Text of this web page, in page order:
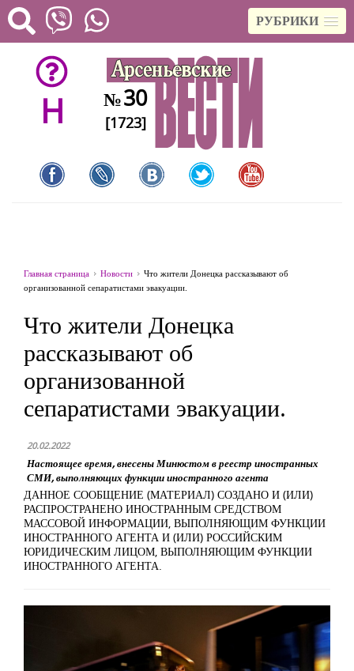
РУБРИКИ
H №30
[1723]
Главная страница Новости
Что жители Донецка рассказывают об
организованной сепаратистами эвакуации.
Что жители Донецка
рассказывают об
организованной
сепаратистами эвакуации.
20.02.2022
Настоящее время, внесены Минюстом в реестр иностранных
СМИ, выполняющих функции иностранного агента
ДАННОЕ СООБЩЕНИЕ (МАТЕРИАЛ) СОЗДАНО И (ИЛИ)
РАСПРОСТРАНЕНО ИНОСТРАННЫМ СРЕДСТВОМ
МАССОВОЙ ИНФОРМАЦИИ, ВЫПОЛНЯЮЩИМ ФУНКЦИИ
ИНОСТРАННОГО АГЕНТА И (ИЛИ) РОССИЙСКИМ
ЮРИДИЧЕСКИМ ЛИЦОМ, ВЫПОЛНЯЮЩИМ ФУНКЦИИ
ИНОСТРАННОГО АГЕНТА.